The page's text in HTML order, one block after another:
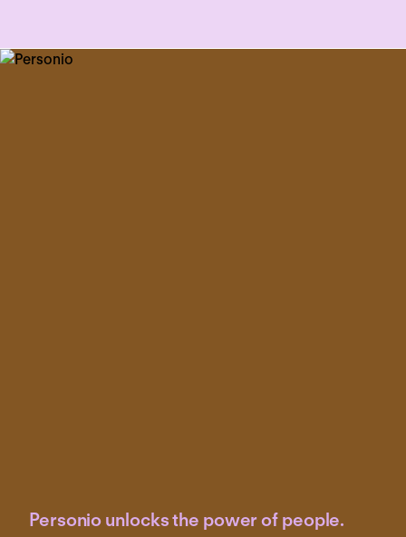
Personio unlocks the power of people.